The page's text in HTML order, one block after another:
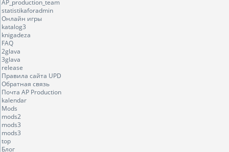
AP_production_team
statistikaforadmin
Онлайн игры
katalog3
knigadeza
FAQ
2glava
3glava
release
Правила сайта UPD
Обратная связь
Почта AP Production
kalendar
Mods
mods2
mods3
mods3
top
Блог